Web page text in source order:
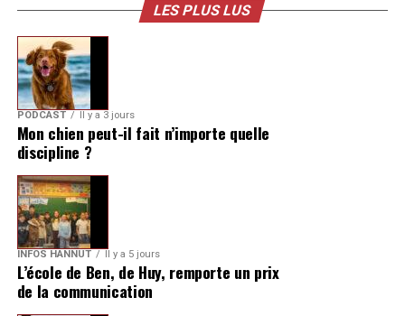
LES PLUS LUS
PODCAST Il y a 3 jours
Mon chien peut-il fait n’importe quelle
discipline ?
INFOS HANNUT Il y a 5 jours
L’école de Ben, de Huy, remporte un prix
de la communication